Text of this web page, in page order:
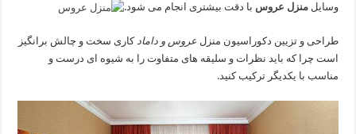
وسایلمنزل عروس با دقت بیشتری انجام می شود.
طراحی و تزیین دکوراسیون منزل عروس و داماد کاری سخت و چالش برانگیز
است چرا که باید نظرات و سلیقه های متفاوت را به شیوه ای درست و
مناسب با یکدیگر ترکیب کنید.